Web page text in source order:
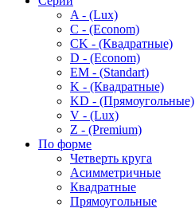
A - (Lux)
C - (Econom)
CK - (Квадратные)
D - (Econom)
EM - (Standart)
K - (Квадратные)
KD - (Прямоугольные)
V - (Lux)
Z - (Premium)
По форме
Четверть круга
Асимметричные
Квадратные
Прямоугольные